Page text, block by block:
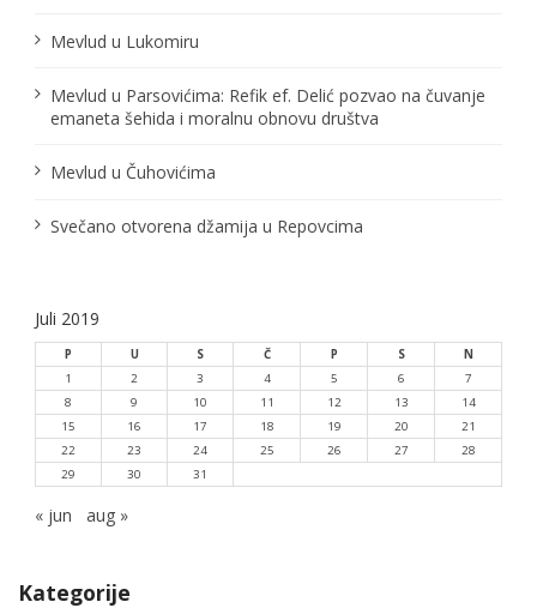
l
n
a
Mevlud u Lukomiru
Mevlud u Parsovićima: Refik ef. Delić pozvao na čuvanje
emaneta šehida i moralnu obnovu društva
Mevlud u Čuhovićima
Svečano otvorena džamija u Repovcima
Juli 2019
P U S Č P S
N
1
2 3 4 5 6
7
8
9 10 11 12 13
14
15
16 17 18 19 20
21
22
23 24 25 26 27
28
29
30 31
« jun aug »
Kategorije